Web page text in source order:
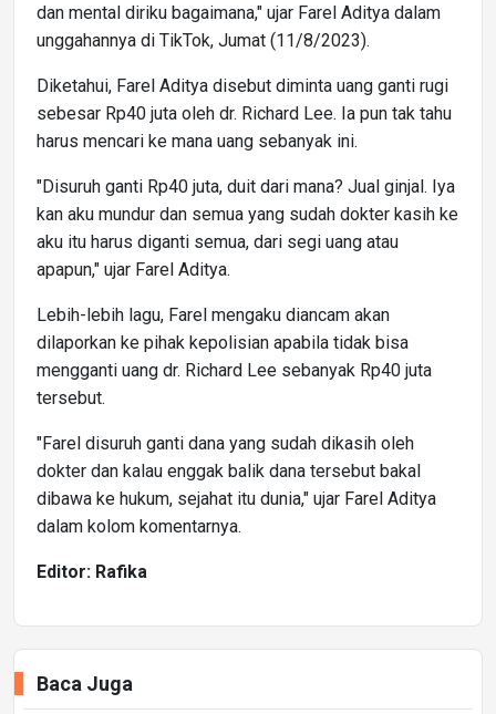
dan mental diriku bagaimana," ujar Farel Aditya dalam
unggahannya di TikTok, Jumat (11/8/2023).
Diketahui, Farel Aditya disebut diminta uang ganti rugi
sebesar Rp40 juta oleh dr. Richard Lee. Ia pun tak tahu
harus mencari ke mana uang sebanyak ini.
"Disuruh ganti Rp40 juta, duit dari mana? Jual ginjal. Iya
kan aku mundur dan semua yang sudah dokter kasih ke
aku itu harus diganti semua, dari segi uang atau
apapun," ujar Farel Aditya.
Lebih-lebih lagu, Farel mengaku diancam akan
dilaporkan ke pihak kepolisian apabila tidak bisa
mengganti uang dr. Richard Lee sebanyak Rp40 juta
tersebut.
"Farel disuruh ganti dana yang sudah dikasih oleh
dokter dan kalau enggak balik dana tersebut bakal
dibawa ke hukum, sejahat itu dunia," ujar Farel Aditya
dalam kolom komentarnya.
Editor: Rafika
Baca Juga